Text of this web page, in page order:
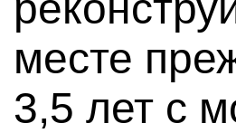
месте
3,5 лет с